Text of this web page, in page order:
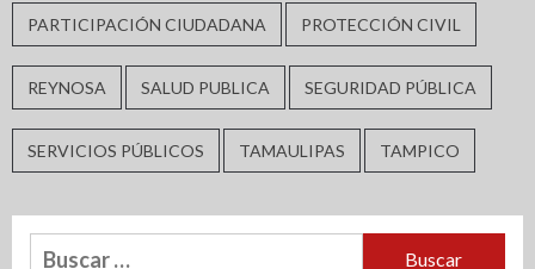
PARTICIPACIÓN CIUDADANA PROTECCIÓN CIVIL
REYNOSA SALUD PUBLICA SEGURIDAD PÚBLICA
SERVICIOS PÚBLICOS TAMAULIPAS TAMPICO
Buscar: